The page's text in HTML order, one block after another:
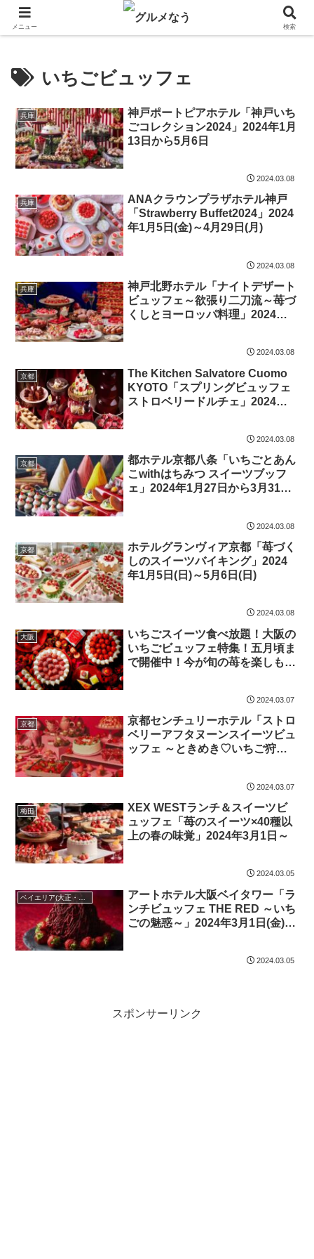
飲食店キャンペーン・食品飲料お菓子新発売のグルメニュース。
いちごビュッフェ
兵庫
神戸ポートピアホテル「神戸いち
ごコレクション2024」2024年1月
13日から5月6日
2024.03.08
兵庫
ANAクラウンプラザホテル神戸
「Strawberry Buffet2024」2024
年1月5日(金)～4月29日(月)
2024.03.08
兵庫
神戸北野ホテル「ナイトデザート
ビュッフェ～欲張り二刀流～苺づ
くしとヨーロッパ料理」2024年3
2024.03.08
京都
The Kitchen Salvatore Cuomo
KYOTO「スプリングビュッフェ
ストロベリードルチェ」2024年3
2024.03.08
京都
都ホテル京都八条「いちごとあん
こwithはちみつ スイーツブッフ
ェ」2024年1月27日から3月31日
2024.03.08
京都
ホテルグランヴィア京都「苺づく
しのスイーツバイキング」2024
年1月5日(日)～5月6日(日)
2024.03.08
大阪
いちごスイーツ食べ放題！大阪の
いちごビュッフェ特集！五月頃ま
で開催中！今が旬の苺を楽しも
2024.03.07
京都
京都センチュリーホテル「ストロ
ベリーアフタヌーンスイーツビュ
ッフェ ～ときめき♡いちご狩り
2024.03.07
梅田
XEX WESTランチ＆スイーツビ
ュッフェ「苺のスイーツ×40種以
上の春の味覚」2024年3月1日～
2024.03.05
アートホテル大阪ベイタワー「ラ
ンチビュッフェ THE RED ～いち
ごの魅惑～」2024年3月1日(金)～
2024.03.05
スポンサーリンク
メニュー 検索